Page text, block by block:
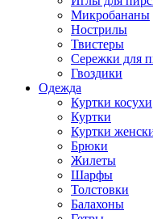
Микробананы
Нострилы
Твистеры
Сережки для
Гвоздики
Одежда
Куртки косухи
Куртки
Куртки
Брюки
Жилеты
Шарфы
Толстовки
Балахоны